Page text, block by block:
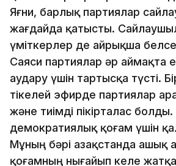
Яғни, барлық партиялар
жағдайда қатысты.
үміткерлер де айрықша
Саяси партиялар әр аймақта
аудару үшін тартысқа түсті.
тікелей эфирде партиялар
және тиімді пікірталас болды.
демократиялық қоғам үшін
Мұның бәрі Қазақстанда ашық
қоғамның нығайып келе